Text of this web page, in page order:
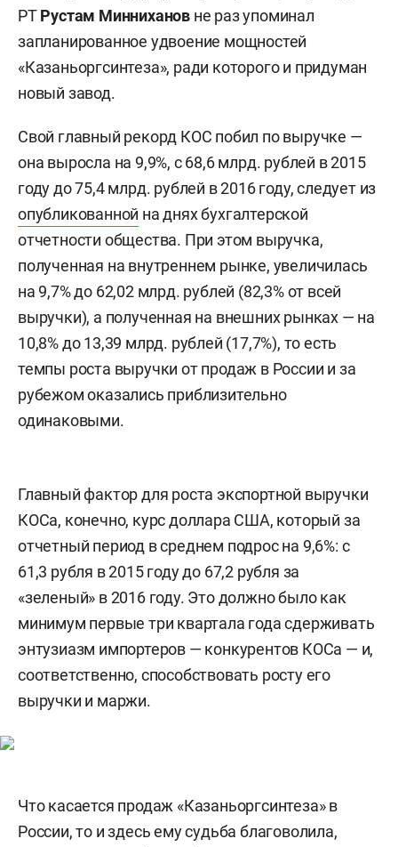
РТРустам Минниханов не раз упоминал
запланированное удвоение мощностей
«Казаньоргсинтеза», ради которого и придуман
новый завод.
Свой главный рекорд КОС побил по выручке —
она выросла на 9,9%, с 68,6 млрд. рублей в 2015
году до 75,4 млрд. рублей в 2016 году, следует из
опубликованной на днях бухгалтерской
отчетности общества. При этом выручка,
полученная на внутреннем рынке, увеличилась
на 9,7% до 62,02 млрд. рублей (82,3% от всей
выручки), а полученная на внешних рынках — на
10,8% до 13,39 млрд. рублей (17,7%), то есть
темпы роста выручки от продаж в России и за
рубежом оказались приблизительно
одинаковыми.
Главный фактор для роста экспортной выручки
КОСа, конечно, курс доллара США, который за
отчетный период в среднем подрос на 9,6%: с
61,3 рубля в 2015 году до 67,2 рубля за
«зеленый» в 2016 году. Это должно было как
минимум первые три квартала года сдерживать
энтузиазм импортеров — конкурентов КОСа — и,
соответственно, способствовать росту его
выручки и маржи.
Что касается продаж «Казаньоргсинтеза» в
России, то и здесь ему судьба благоволила,